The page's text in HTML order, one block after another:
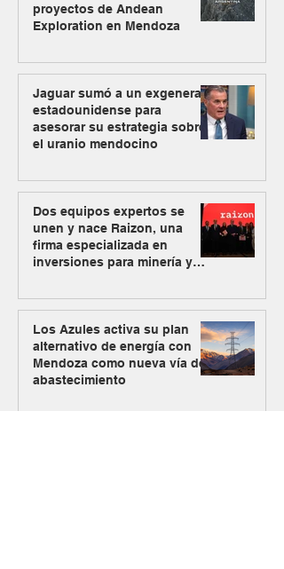
proyectos de Andean
Exploration en Mendoza
Jaguar sumó a un exgeneral
estadounidense para
asesorar su estrategia sobre
el uranio mendocino
Dos equipos expertos se
unen y nace Raizon, una
firma especializada en
inversiones para minería y
Los Azules activa su plan
alternativo de energía con
Mendoza como nueva vía de
abastecimiento